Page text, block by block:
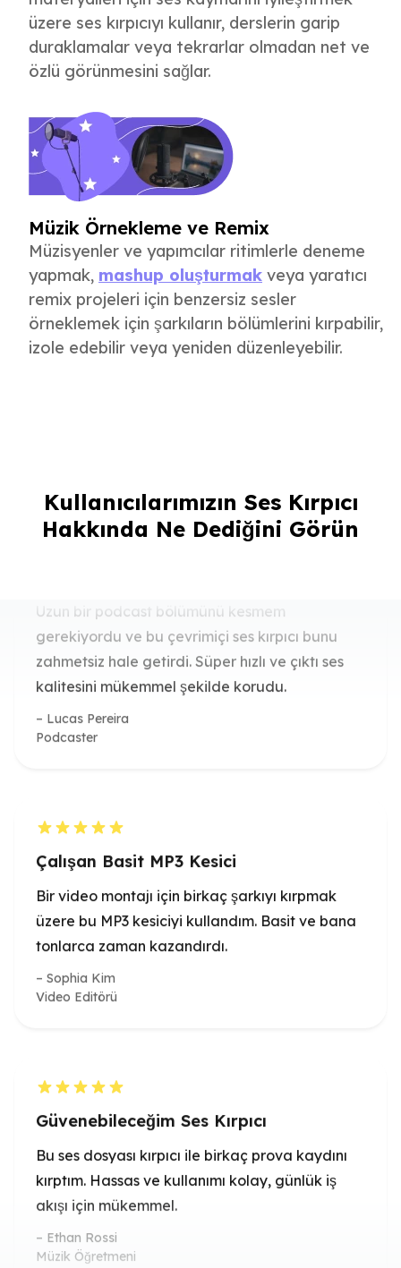
üzere ses kırpıcıyı kullanır, derslerin garip
duraklamalar veya tekrarlar olmadan net ve
özlü görünmesini sağlar.
Müzik Örnekleme ve Remix
Müzisyenler ve yapımcılar ritimlerle deneme
yapmak, mashup oluşturmak veya yaratıcı
remix projeleri için benzersiz sesler
örneklemek için şarkıların bölümlerini kırpabilir,
izole edebilir veya yeniden düzenleyebilir.
Kullanıcılarımızın Ses Kırpıcı
Hakkında Ne Dediğini Görün
Saniyeler İçinde Sesi Kırp
Uzun bir podcast bölümünü kesmem
Lucas Pereira
Podcaster
üzere bu MP3 kesiciyi kullandım. Basit ve bana
tonlarca zaman kazandırdı.
Sophia Kim
kırptım. Hassas ve kullanımı kolay, günlük iş
akışı için mükemmel.
Ethan Rossi
Müzik Öğretmeni